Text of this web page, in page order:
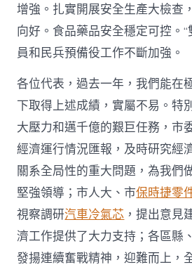
增強。扎實開展安全生產大檢查
向好。食品藥品安全穩定可控。“
員和民兵預備役工作不斷加強。
各位代表，過去一年，我們能在
下取得上述成績，實屬不易。特
大壓力和邁千億的艱巨任務，市
經濟運行情況匯報，及時研究經
關系全局性的重大問題，為我們
堅強領導；市人大、市保時捷零
視察調研汽車冷氣芯 ，提出意見
濟工作提供了大力支持；各區縣
發揚連續奮戰精神，迎難而上，